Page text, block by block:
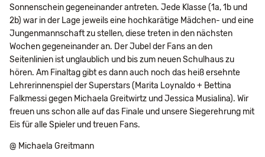
Sonnenschein gegeneinander antreten. Jede Klasse (1a, 1b und
2b) war in der Lage jeweils eine hochkarätige Mädchen- und eine
Jungenmannschaft zu stellen, diese treten in den nächsten
Wochen gegeneinander an. Der Jubel der Fans an den
Seitenlinien ist unglaublich und bis zum neuen Schulhaus zu
hören. Am Finaltag gibt es dann auch noch das heiß ersehnte
Lehrerinnenspiel der Superstars (Marita Loynaldo + Bettina
Falkmessi gegen Michaela Greitwirtz und Jessica Musialina). Wir
freuen uns schon alle auf das Finale und unsere Siegerehrung mit
Eis für alle Spieler und treuen Fans.
@ Michaela Greitmann